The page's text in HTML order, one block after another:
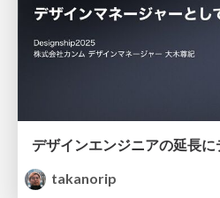
takanorip